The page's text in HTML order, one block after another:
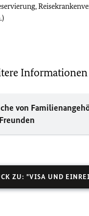
Informationen
von
ZU: "VISA UND